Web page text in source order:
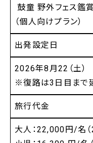
鼓童 野外フェス鑑
（個人向けプラン）
出発設定日
2026年8月22（土）
※復路は3日目まで
旅行代金
大人：22,000円/名